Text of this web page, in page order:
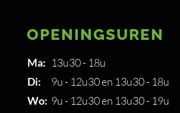
OPENINGSUREN
Ma: 13u30 - 18u
Di:
9u - 12u30 en 13u30 - 18u
Wo: 9u - 12u30 en 13u30 - 19u